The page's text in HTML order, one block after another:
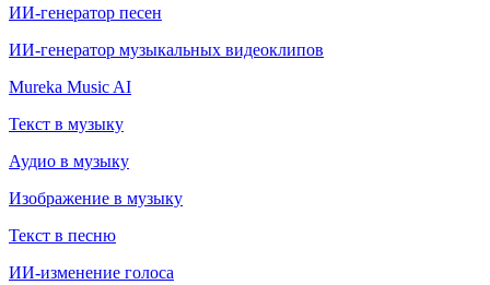
ИИ-генератор песен
ИИ-генератор музыкальных видеоклипов
Mureka Music AI
Текст в музыку
Аудио в музыку
Изображение в музыку
Текст в песню
ИИ-изменение голоса